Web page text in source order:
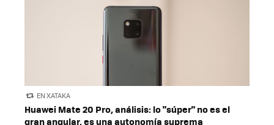
EN XATAKA
Huawei Mate 20 Pro, análisis: lo "súper" no es el
gran angular, es una autonomía suprema